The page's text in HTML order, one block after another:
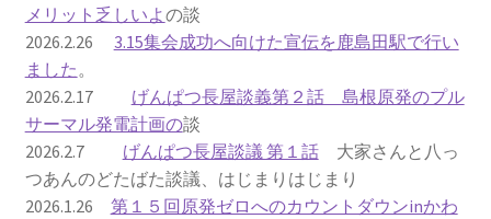
2022.7.15東電・株主訴訟 経営陣に13兆円賠償命令
2022.8.1 福島第一原発 汚染配管撤去 失敗続きで計画
断念
2022.8.9 福島第一原発 汚染水海洋放出トンネル工事
着工
メリット乏しいよの談
2026.2.26 3.15集会成功へ向けた宣伝を鹿島田駅で行い
ました。
2026.2.17 げんぱつ長屋談義第２話 島根原発のプル
サーマル発電計画の談
2026.2.7 げんぱつ長屋談議 第１話大家さんと八っ
つあんのどたばた談議、はじまりはじまり
2026.1.26 第１５回原発ゼロへのカウントダウンinかわ